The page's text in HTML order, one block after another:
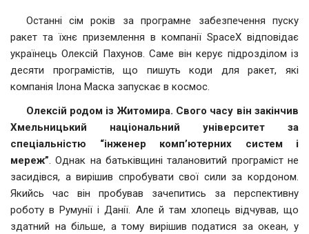
Останні сім років за програмне забезпечення пуску
ракет та їхнє приземлення в компанії SpaceX відповідає
українець Олексій Пахунов. Саме він керує підрозділом із
десяти програмістів, що пишуть коди для ракет, які
компанія Ілона Маска запускає в космос.
Олексій родом із Житомира. Свого часу він закінчив
Хмельницький національний університет за
спеціальністю “інженер комп’ютерних систем і
мереж”. Однак на батьківщині талановитий програміст не
засидівся, а вирішив спробувати свої сили за кордоном.
Якийсь час він пробував зачепитись за перспективну
роботу в Румунії і Данії. Але й там хлопець відчував, що
здатний на більше, а тому вирішив податися за океан, у